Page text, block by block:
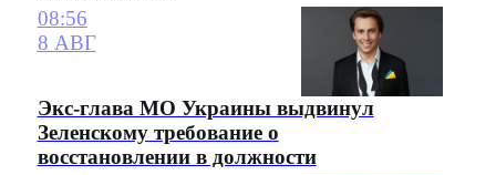
08:56
8 АВГ
Экс-глава МО Украины выдвинул
Зеленскому требование о
восстановлении в должности